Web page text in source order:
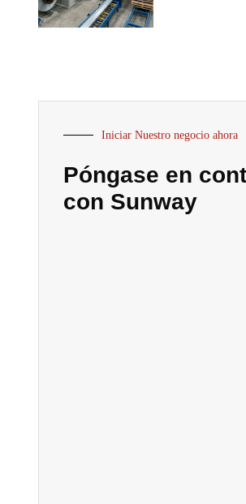
Iniciar Nuestro negocio ahora
Póngase en
con Sunway